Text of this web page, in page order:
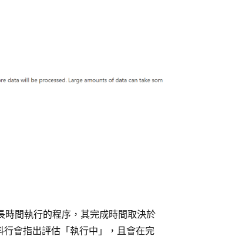
間執行的程序，其完成時間取決於
行會指出評估「執行中」，且會在完